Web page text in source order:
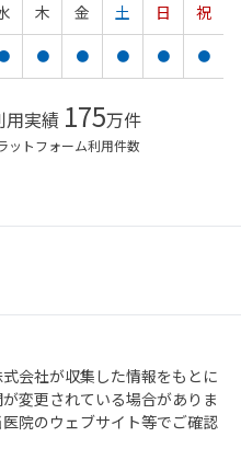
木 金 土 日
祝
● ● ● ● ●
用実績 175万件
トフォーム利用件数
会社が収集した情報をもとに
変更されている場合がありま
院のウェブサイト等でご確認